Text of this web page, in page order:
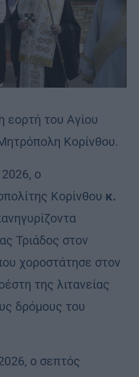
εορτή του Αγίου
Κορίνθου.
ο
Κορίνθου κ.
Τριάδος στον
χοροστάτησε στον
της λιτανείας
δρόμους του
ο σεπτός